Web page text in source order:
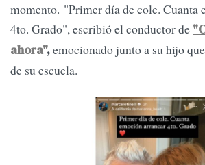
momento. "Primer día de cole. Cuanta
4to. Grado", escribió el conductor de
ahora",emocionado junto a su hijo
de su escuela.